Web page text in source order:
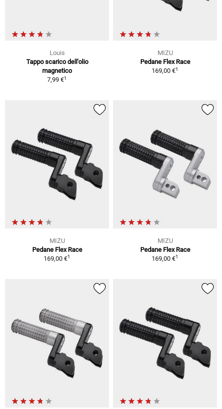
Louis
Tappo scarico dell'olio
magnetico
7,99 €1
MIZU
Pedane Flex Race
169,00 €1
MIZU
Pedane Flex Race
169,00 €1
MIZU
Pedane Flex Race
169,00 €1